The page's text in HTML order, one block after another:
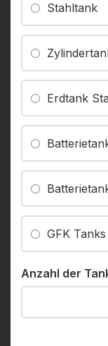
Stahltank
Erdtank
GFK Tanks
Anzahl der